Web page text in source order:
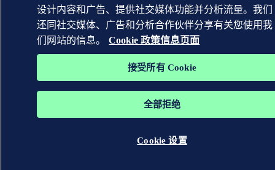
设计内容和广告、提供社交媒体功能并分析流量。我们
还同社交媒体、广告和分析合作伙伴分享有关您使用我
们网站的信息。
Cookie 政策信息页面
接受所有 Cookie
全部拒绝
Cookie 设置